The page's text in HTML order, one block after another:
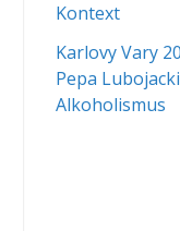
Kontext
Karlovy Vary
Pepa
Alkoholismus